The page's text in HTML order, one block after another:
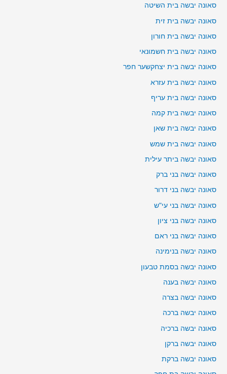
סאונה יבשה בית השיטה
סאונה יבשה בית זית
סאונה יבשה בית חורון
סאונה יבשה בית חשמונאי
סאונה יבשה בית יצחקשער חפר
סאונה יבשה בית עזרא
סאונה יבשה בית עריף
סאונה יבשה בית קמה
סאונה יבשה בית שאן
סאונה יבשה בית שמש
סאונה יבשה ביתר עילית
סאונה יבשה בני ברק
סאונה יבשה בני דרור
סאונה יבשה בני עי"ש
סאונה יבשה בני ציון
סאונה יבשה בני ראם
סאונה יבשה בנימינה
סאונה יבשה בסמת טבעון
סאונה יבשה בענה
סאונה יבשה בצרה
סאונה יבשה ברכה
סאונה יבשה ברכיה
סאונה יבשה ברקן
סאונה יבשה ברקת